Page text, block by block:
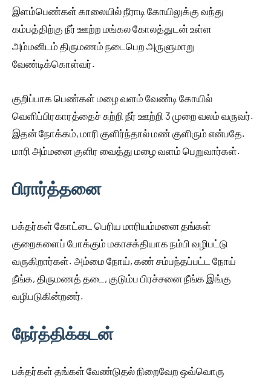
இளம்பெண்கள் காலையில் நீராடி கோயிலுக்கு வந்து
கம்பத்திற்கு நீர் ஊற்ற மங்கல கோலத்துடன் உள்ள
அம்மனிடம் திருமணம் நடைபெற அருளுமாறு
வேண்டிக்கொள்வர்.
குறிப்பாக பெண்கள் மழை வளம் வேண்டி கோயில்
வெளிப்பிரகாரத்தைச் சுற்றி நீர் ஊற்றி 3 முறை வலம் வருவர்.
இதன் நோக்கம், மாரி குளிர்ந்தால் மண் குளிரும் என்பதே.
மாரி அம்மனை குளிர வைத்து மழை வளம் பெறுவார்கள்.
பிரார்த்தனை
பக்தர்கள் கோட்டை பெரிய மாரியம்மனை தங்கள்
குறைகளைப் போக்கும் மகாசக்தியாக நம்பி வழிபட்டு
வருகிறார்கள். அம்மை நோய், கண் சம்பந்தப்பட்ட நோய்
நீங்க, திருமணத் தடை, குடும்ப பிரச்சனை நீங்க இங்கு
வழிபடுகின்றனர்.
நேர்த்திக்கடன்
பக்தர்கள் தங்கள் வேண்டுதல் நிறைவேற ஒவ்வொரு